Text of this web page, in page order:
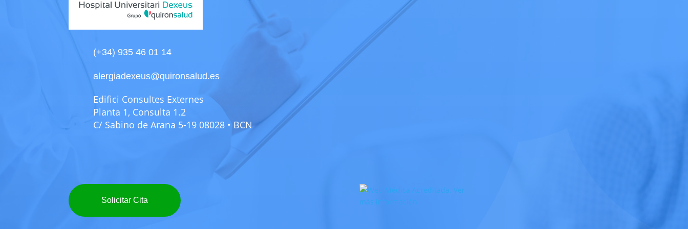
(+34) 935 46 01 14
alergiadexeus@quironsalud.es
Edifici Consultes Externes
Planta 1, Consulta 1.2
C/ Sabino de Arana 5-19 08028 • BCN
Solicitar Cita